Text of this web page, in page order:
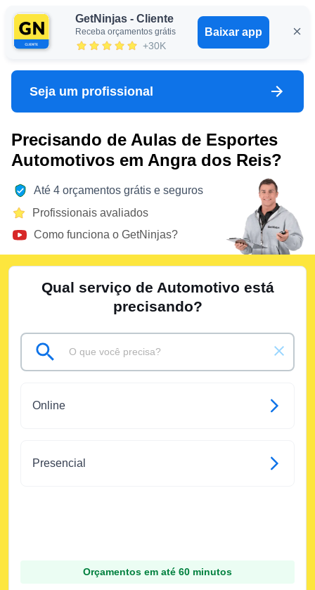
GetNinjas - Cliente
Receba orçamentos grátis
+30K
Baixar app
Entrar
Seja um profissional
Precisando de Aulas de Esportes
Automotivos em Angra dos Reis?
Até 4 orçamentos grátis e seguros
Profissionais avaliados
Como funciona o GetNinjas?
Qual serviço de Automotivo está
precisando?
Online
Presencial
Orçamentos em até 60 minutos